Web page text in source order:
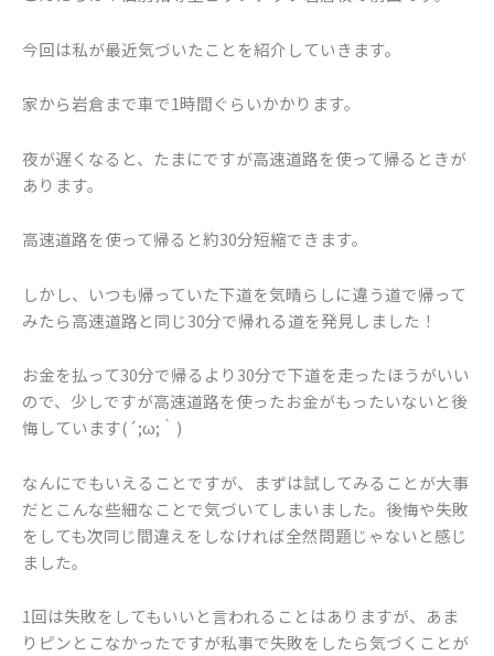
今回は私が最近気づいたことを紹介していきます。
家から岩倉まで車で1時間ぐらいかかります。
夜が遅くなると、たまにですが高速道路を使って帰るときが
あります。
高速道路を使って帰ると約30分短縮できます。
しかし、いつも帰っていた下道を気晴らしに違う道で帰って
みたら高速道路と同じ30分で帰れる道を発見しました！
お金を払って30分で帰るより30分で下道を走ったほうがいい
ので、少しですが高速道路を使ったお金がもったいないと後
悔しています(´;ω;｀)
なんにでもいえることですが、まずは試してみることが大事
だとこんな些細なことで気づいてしまいました。後悔や失敗
をしても次同じ間違えをしなければ全然問題じゃないと感じ
ました。
1回は失敗をしてもいいと言われることはありますが、あま
りピンとこなかったですが私事で失敗をしたら気づくことが